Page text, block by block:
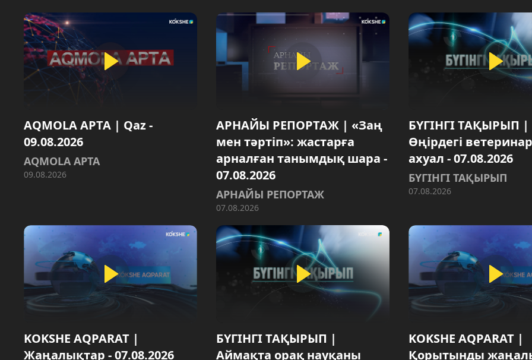
AQMOLA APTA | Qaz -
09.08.2026
AQMOLA APTA
09.08.2026
АРНАЙЫ РЕПОРТАЖ | «Заң
мен тәртіп»: жастарға
арналған танымдық шара -
07.08.2026
АРНАЙЫ РЕПОРТАЖ
07.08.2026
БҮГІНГІ ТАҚЫРЫП |
Өңірдегі
ахуал - 07.08.2026
БҮГІНГІ ТАҚЫРЫП
07.08.2026
KOKSHE AQPARAT |
Жаңалықтар - 07.08.2026
БҮГІНГІ ТАҚЫРЫП |
Аймақта орақ науқаны
KOKSHE AQPARAT |
Қорытынды